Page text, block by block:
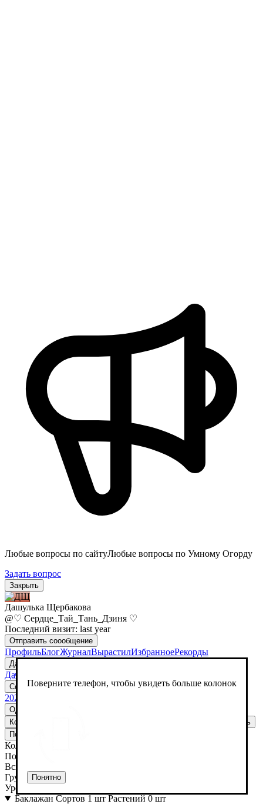
Любые вопросы по сайтуЛюбые вопросы по Умному Огорду
Задать вопрос
Закрыть
Дашулька Щербакова
@♡ Сердце_Тай_Тань_Дзиня ♡
Последний визит: last year
Отправить cоообщение
ПрофильБлогЖурналВырастилИзбранноеРекорды
Поверните телефон, чтобы увидеть больше колонок
Понятно
Дача
Дача
Создать огород Редактировать Удалить
2025
Однолетние
Кол-во
Удалить
Повторить
Кол-во
Посев
Всходы
Грунт
Урожай
Баклажан Сортов 1 шт Растений 0 шт